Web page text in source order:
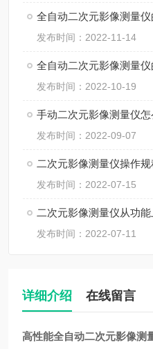
全自动二次元影像测量
发布时间：2022-11-14
全自动二次元影像测量
发布时间：2022-10-19
手动二次元影像测量仪
发布时间：2022-09-07
二次元影像测量仪操作
发布时间：2022-07-15
二次元影像测量仪从功
发布时间：2022-07-11
详细介绍 在线留言
高性能全自动二次元影像测